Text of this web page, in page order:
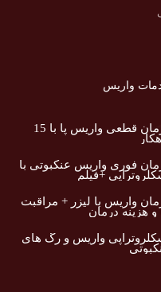
واریس
درمان قطعی واریس پا با 15
فوری واریس عنکبوتی با
+فیلم
واریس با لیزر + مراقبت
و هزینه درمان
واریس و رگ های